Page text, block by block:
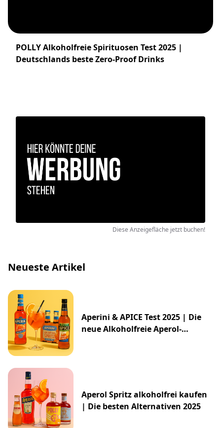
POLLY Alkoholfreie Spirituosen Test 2025 |
Deutschlands beste Zero-Proof Drinks
Diese Anzeigefläche jetzt buchen!
Neueste Artikel
Aperini & APICE Test 2025 | Die
neue Alkoholfreie Aperol-
Aperol Spritz alkoholfrei kaufen
| Die besten Alternativen 2025